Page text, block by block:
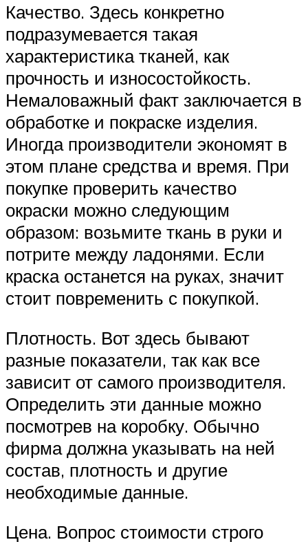
Качество. Здесь конкретно
подразумевается такая
характеристика тканей, как
прочность и износостойкость.
Немаловажный факт заключается в
обработке и покраске изделия.
Иногда производители экономят в
этом плане средства и время. При
покупке проверить качество
окраски можно следующим
образом: возьмите ткань в руки и
потрите между ладонями. Если
краска останется на руках, значит
стоит повременить с покупкой.
Плотность. Вот здесь бывают
разные показатели, так как все
зависит от самого производителя.
Определить эти данные можно
посмотрев на коробку. Обычно
фирма должна указывать на ней
состав, плотность и другие
необходимые данные.
Цена. Вопрос стоимости строго